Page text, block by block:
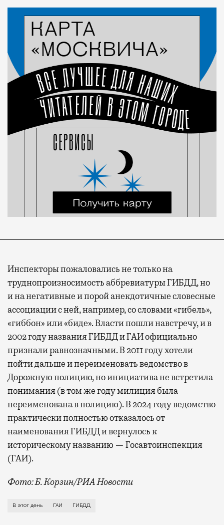
Инспекторы пожаловались не только на
труднопроизносимость аббревиатуры ГИБДД, но
и на негативные и порой анекдотичные словесные
ассоциации с ней, например, со словами «гибель»,
«гиббон» или «биде». Власти пошли навстречу, и в
2002 году названия ГИБДД и ГАИ официально
признали равнозначными. В 2011 году хотели
пойти дальше и переименовать ведомство в
Дорожную полицию, но инициатива не встретила
понимания (в том же году милиция была
переименована в полицию). В 2024 году ведомство
практически полностью отказалось от
наименования ГИБДД и вернулось к
историческому названию — Госавтоинспекция
(ГАИ).
Фото: Б. Корзин/РИА Новости
В России первые дорожные знаки появились при
В этот день ГАИ ГИБДД